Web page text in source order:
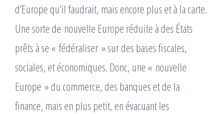
d’Europe qu’il faudrait, mais encore plus et à la carte.
Une sorte de nouvelle Europe réduite à des États
prêts à se « fédéraliser » sur des bases fiscales,
sociales, et économiques. Donc, une « nouvelle
Europe » du commerce, des banques et de la
finance, mais en plus petit, en évacuant les